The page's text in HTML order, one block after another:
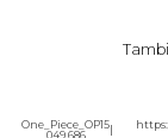
One_Piece_OP15
049 686
|